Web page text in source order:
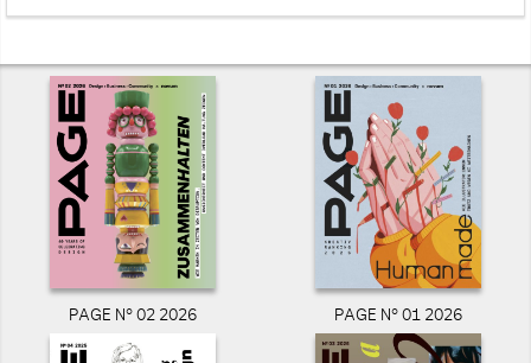
PAGE N° 02 2026 PAGE N° 01 2026